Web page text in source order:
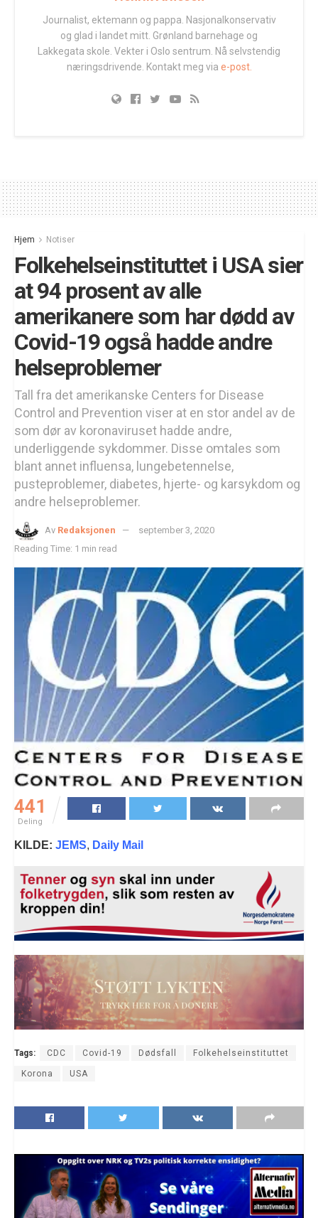
Journalist, ektemann og pappa. Nasjonalkonservativ
og glad i landet mitt. Grønland barnehage og
Lakkegata skole. Vekter i Oslo sentrum. Nå selvstendig
næringsdrivende. Kontakt meg via e-post.
Hjem Notiser
Folkehelseinstituttet i USA sier
at 94 prosent av alle
amerikanere som har dødd av
Covid-19 også hadde andre
helseproblemer
Tall fra det amerikanske Centers for Disease
Control and Prevention viser at en stor andel av de
som dør av koronaviruset hadde andre,
underliggende sykdommer. Disse omtales som
blant annet influensa, lungebetennelse,
pusteproblemer, diabetes, hjerte- og karsykdom og
andre helseproblemer.
Av Redaksjonen
september 3, 2020
Reading Time: 1 min read
441
Deling
KILDE: JEMS, Daily Mail
Tags: CDC Covid-19 Dødsfall Folkehelseinstituttet
Korona USA